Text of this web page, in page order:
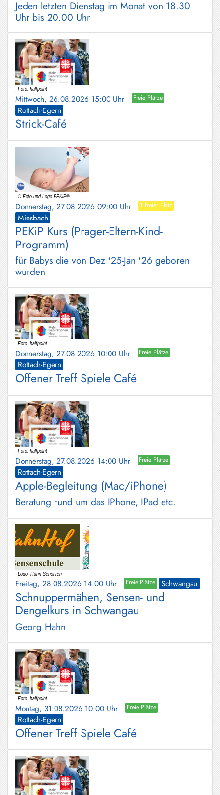
Jeden letzten Dienstag im Monat von 18.30
Uhr bis 20.00 Uhr
Mittwoch, 26.08.2026 15:00 Uhr Freie Plätze
Rottach-Egern
Strick-Café
Donnerstag, 27.08.2026 09:00 Uhr 1 freier Platz
Miesbach
PEKiP Kurs (Prager-Eltern-Kind-
Programm)
für Babys die von Dez '25-Jan '26 geboren
wurden
Donnerstag, 27.08.2026 10:00 Uhr Freie Plätze
Rottach-Egern
Offener Treff Spiele Café
Donnerstag, 27.08.2026 14:00 Uhr Freie Plätze
Rottach-Egern
Apple-Begleitung (Mac/iPhone)
Beratung rund um das IPhone, IPad etc.
Freitag, 28.08.2026 14:00 Uhr Freie Plätze Schwangau
Schnuppermähen, Sensen- und
Dengelkurs in Schwangau
Georg Hahn
Montag, 31.08.2026 10:00 Uhr Freie Plätze
Rottach-Egern
Offener Treff Spiele Café